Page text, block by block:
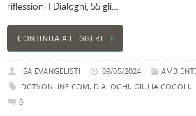
riflessioni I Dialoghi, 55 gli…
CONTINUA A LEGGERE
ISA EVANGELISTI 09/05/2024
DGTVONLINE.COM, DIALOGHI, GIULIA COGOLI,
0